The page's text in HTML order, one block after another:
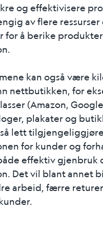
og effektivisere
av flere ressurser
for å berike
kan også være
nettbutikken, for
(Amazon,
plakater og
lett tilgjengeliggjøre
for kunder og
effektiv gjenbruk
Det vil blant annet
arbeid, færre